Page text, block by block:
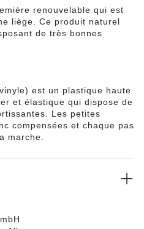
renouvelable qui est
liège. Ce produit naturel
de très bonnes
est un plastique haute
et élastique qui dispose de
Les petites
compensées et chaque pas
marche.